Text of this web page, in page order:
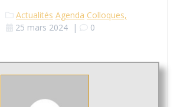
Actualités Agenda Colloques,
25 mars 2024 | 0